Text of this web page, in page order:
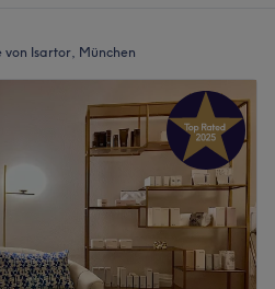
Isartor, München